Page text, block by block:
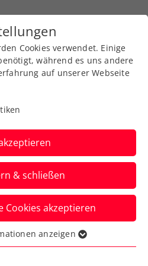
Ladies
Queen”
Zusage
die tragende
Turniers in
/ Redaktion, 08.01.2024
Cookies verwendet. Einige
während es uns andere
auf unserer Webseite
& schließen
Cookies akzeptieren
für grundlegende
anzeigen